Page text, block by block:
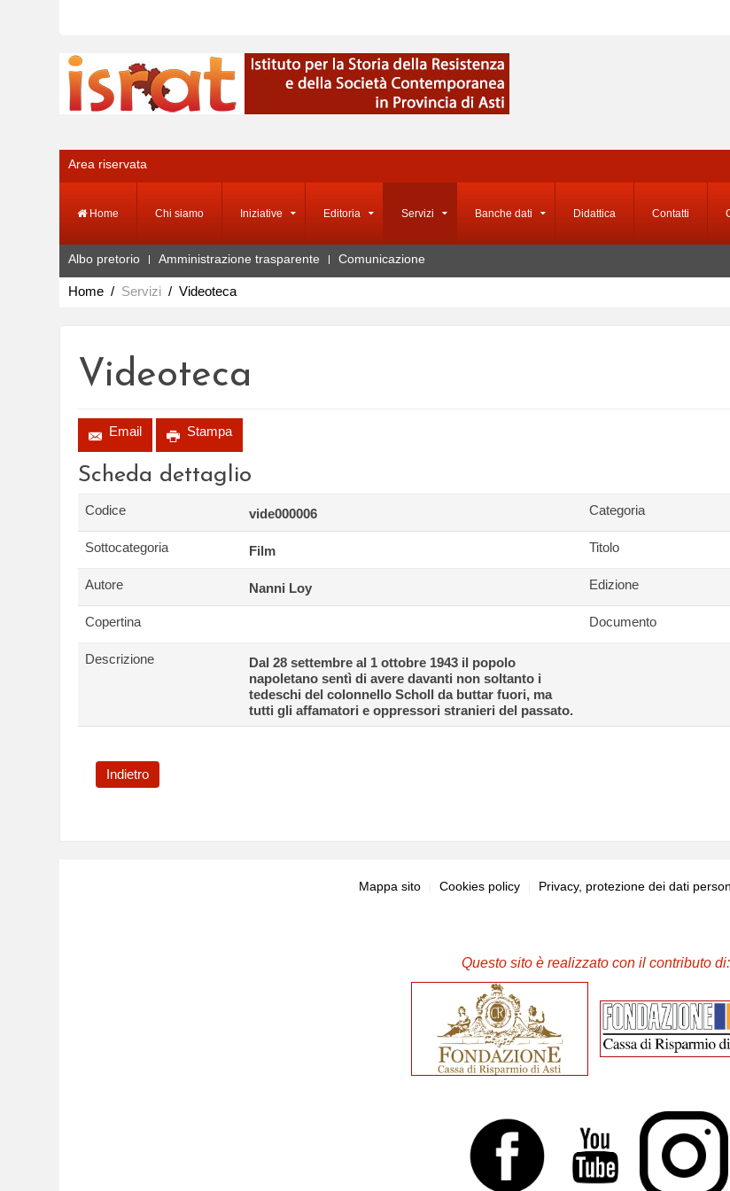
Area riservata
Home Chi siamo Iniziative Editoria Servizi Banche dati Didattica Contatti
Albo pretorio Amministrazione trasparente Comunicazione
Home Servizi Videoteca
Videoteca
Email Stampa
Scheda dettaglio
Codice vide000006 Categoria
Sottocategoria Film Titolo
Autore Nanni Loy Edizione
Copertina Documento
Descrizione
Dal 28 settembre al 1 ottobre 1943 il popolo
napoletano sentì di avere davanti non soltanto i
tedeschi del colonnello Scholl da buttar fuori, ma
tutti gli affamatori e oppressori stranieri del passato.
Indietro
Mappa sito Cookies policy Privacy, protezione dei dati
Questo sito è realizzato con il contributo di: